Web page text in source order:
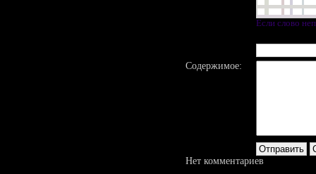
Если слово
Содержимое:
Нет комментариев